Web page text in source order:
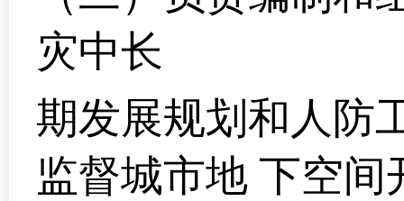
灾中长
期发展规划和人防
监督城市地 下空